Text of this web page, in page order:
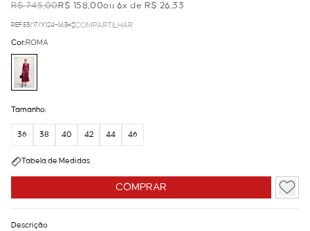
R$ 745,00R$ 158,00ou 6x de R$ 26,33
REF.53.07.0024-663 COMPARTILHAR
COMPRAR
Cor:ROMA
Tamanho:
36 38 40 42 44 46
Tabela de Medidas
Descrição